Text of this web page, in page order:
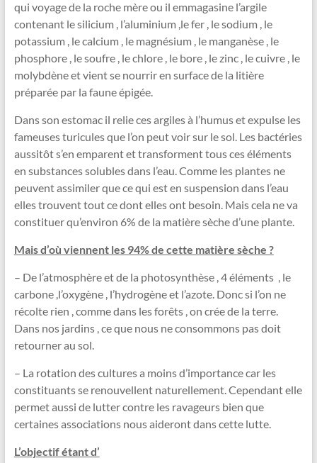
qui voyage de la roche mère ou il emmagasine l’argile
contenant le silicium , l’aluminium ,le fer , le sodium , le
potassium , le calcium , le magnésium , le manganèse , le
phosphore , le soufre , le chlore , le bore , le zinc , le cuivre , le
molybdène et vient se nourrir en surface de la litière
préparée par la faune épigée.
Dans son estomac il relie ces argiles à l’humus et expulse les
fameuses turicules que l’on peut voir sur le sol. Les bactéries
aussitôt s’en emparent et transforment tous ces éléments
en substances solubles dans l’eau. Comme les plantes ne
peuvent assimiler que ce qui est en suspension dans l’eau
elles trouvent tout ce dont elles ont besoin. Mais cela ne va
constituer qu’environ 6% de la matière sèche d’une plante.
Mais d’où viennent les 94% de cette matière sèche ?
– De l’atmosphère et de la photosynthèse , 4 éléments , le
carbone ,l’oxygène , l’hydrogène et l’azote. Donc si l’on ne
récolte rien , comme dans les forêts , on crée de la terre.
Dans nos jardins , ce que nous ne consommons pas doit
retourner au sol.
– La rotation des cultures a moins d’importance car les
constituants se renouvellent naturellement. Cependant elle
permet aussi de lutter contre les ravageurs bien que
certaines associations nous aideront dans cette lutte.
L’objectif étant d’